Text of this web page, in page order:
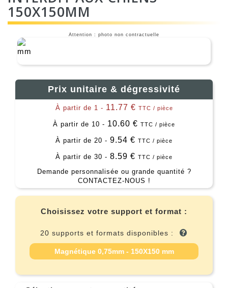
150X150MM
Attention : photo non contractuelle
Prix unitaire & dégressivité
À partir de 1 - 11.77 € TTC / pièce
À partir de 10 - 10.60 € TTC / pièce
À partir de 20 - 9.54 € TTC / pièce
À partir de 30 - 8.59 € TTC / pièce
Demande personnalisée ou grande quantité ?
CONTACTEZ-NOUS !
Choisissez votre support et format :
20 supports et formats disponibles :
Magnétique 0,75mm - 150X150 mm